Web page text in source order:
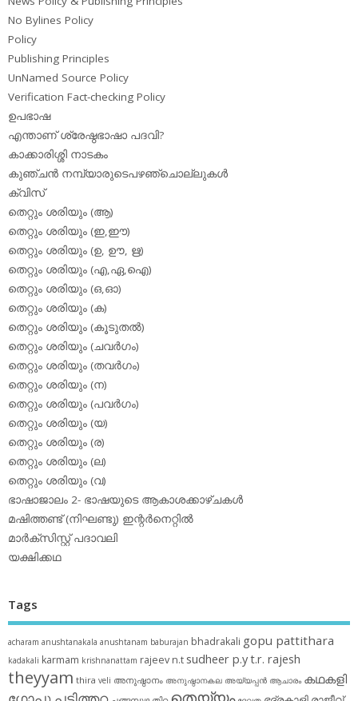
No Bylines Policy
Policy
Publishing Principles
UnNamed Source Policy
Verification Fact-checking Policy
ഉപഭാഷ
എന്താണ് ശ്രേഷ്ഠഭാഷാ പദവി?
കാക്കാരിശ്ശി നാടകം
കുഞ്ചന്‍ നമ്പ്യാരുടെപഴഞ്ചൊല്ലുകള്‍
ക്വിസ്
തെറ്റും ശരിയും (ആ)
തെറ്റും ശരിയും (ഇ,ഈ)
തെറ്റും ശരിയും (ഉ, ഊ, ഋ)
തെറ്റും ശരിയും (എ,ഏ,ഐ)
തെറ്റും ശരിയും (ഒ,ഓ)
തെറ്റും ശരിയും (ക)
തെറ്റും ശരിയും (കൂടുതല്‍)
തെറ്റും ശരിയും (ചവര്‍ഗം)
തെറ്റും ശരിയും (തവര്‍ഗം)
തെറ്റും ശരിയും (ന)
തെറ്റും ശരിയും (പവര്‍ഗം)
തെറ്റും ശരിയും (യ)
തെറ്റും ശരിയും (ര)
തെറ്റും ശരിയും (ല)
തെറ്റും ശരിയും (വ)
ഭാഷാജാലം 2- ഭാഷയുടെ ആകാശക്കാഴ്ചകള്‍
മഷിത്തണ്ട് (നിഘണ്ടു) ഇന്റര്‍നെറ്റില്‍
മാര്‍ക്‌സിസ്റ്റ് പദാവലി
യക്ഷിക്കഥ
Tags
acharam anushtanakala anushtanam baburajan bhadrakali gopu pattithara
kadakali karmam krishnanattam rajeev n.t sudheer p.yt.r. rajesh
theyyam thira veli അനുഷ്ഠാനം അനുഷ്ഠാനകല അയ്യപ്പന്‍ ആചാരം കഥകളി